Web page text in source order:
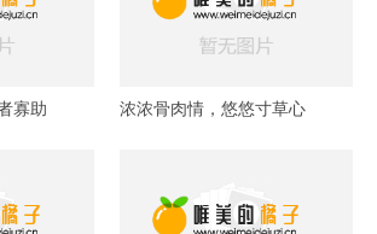
寡助 浓浓骨肉情，悠悠寸草心